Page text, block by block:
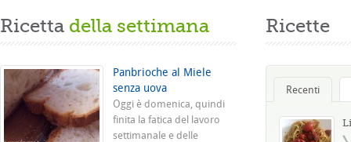
Ricetta della settimana
Panbrioche al Miele
senza uova
Oggi è domenica, quindi
finita la fatica del lavoro
settimanale e delle
Ricette
Recenti